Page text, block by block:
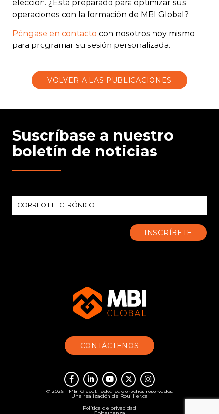
elección. ¿Está preparado para optimizar sus
operaciones con la formación de MBI Global?
Póngase en contacto con nosotros hoy mismo
para programar su sesión personalizada.
VOLVER A LAS PUBLICACIONES
Suscríbase a nuestro
boletín de noticias
CONTÁCTENOS
© 2026 – MBI Global. Todos los derechos reservados.
Una realización de Rouillier.ca
Política de privacidad